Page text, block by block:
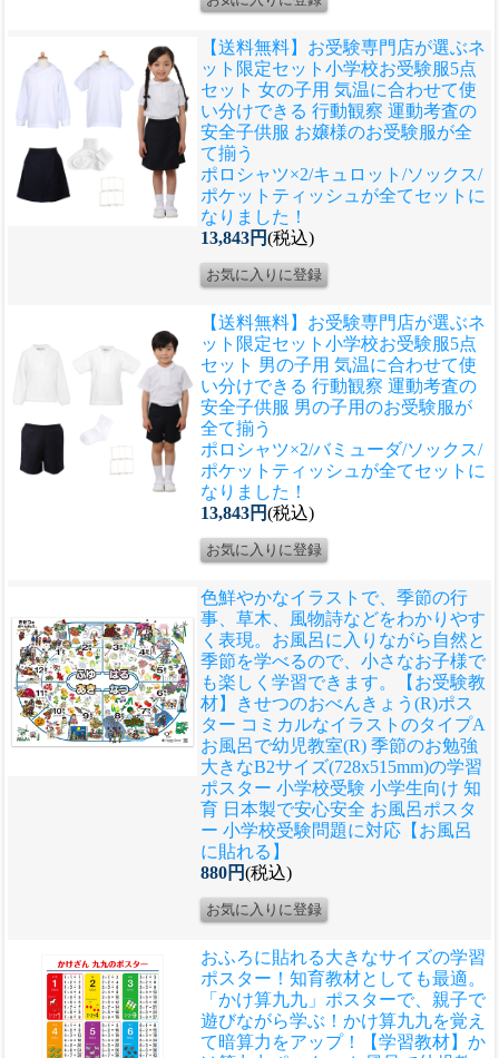
【送料無料】お受験専門店が選ぶネ
ット限定セット 小学校お受験服5点
セット 女の子用 気温に合わせて使
い分けできる 行動観察 運動考査の
安全子供服 お嬢様のお受験服が全
て揃う
ポロシャツ×2/キュロット/ソックス/
ポケットティッシュが全てセットに
なりました！
13,843円(税込)
【送料無料】お受験専門店が選ぶネ
ット限定セット 小学校お受験服5点
セット 男の子用 気温に合わせて使
い分けできる 行動観察 運動考査の
安全子供服 男の子用のお受験服が
全て揃う
ポロシャツ×2/バミューダ/ソックス/
ポケットティッシュが全てセットに
なりました！
13,843円(税込)
色鮮やかなイラストで、季節の行
事、草木、風物詩などをわかりやす
く表現。お風呂に入りながら自然と
季節を学べるので、小さなお子様で
も楽しく学習できます。
【お受験教
材】きせつのおべんきょう(R)ポス
ター コミカルなイラストのタイプA
お風呂で幼児教室(R) 季節のお勉強
大きなB2サイズ(728x515mm)の学習
ポスター 小学校受験 小学生向け 知
育 日本製で安心安全 お風呂ポスタ
ー 小学校受験問題に対応【お風呂
に貼れる】
880円(税込)
おふろに貼れる大きなサイズの学習
ポスター！知育教材としても最適。
「かけ算九九」ポスターで、親子で
遊びながら学ぶ！かけ算九九を覚え
て暗算力をアップ！
【学習教材】か